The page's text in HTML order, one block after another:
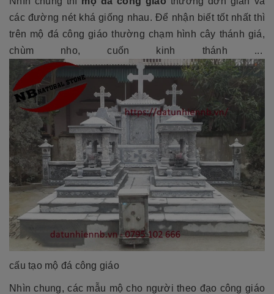
các đường nét khá giống nhau. Để nhận biết tốt nhất thì
trên mộ đá công giáo thường chạm hình cây thánh giá,
chùm nho, cuốn kinh thánh ...
cấu tạo mộ đá công giáo
Nhìn chung, các mẫu mộ cho người theo đạo công giáo